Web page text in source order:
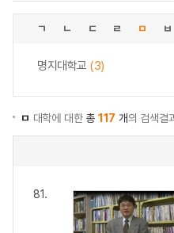
ㄱ ㄴ ㄷ ㄹ ㅁ ㅂ
명지대학교 (3)
ㅁ 대학에 대한총 117 개의 검색결
81.